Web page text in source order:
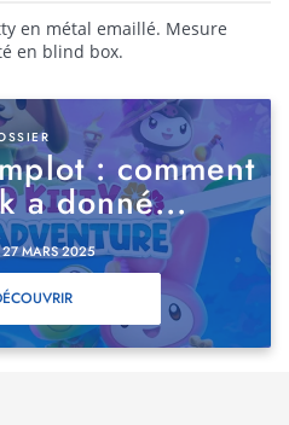
en métal emaillé. Mesure
en blind box.
: comment
a donné...
27 MARS 2025